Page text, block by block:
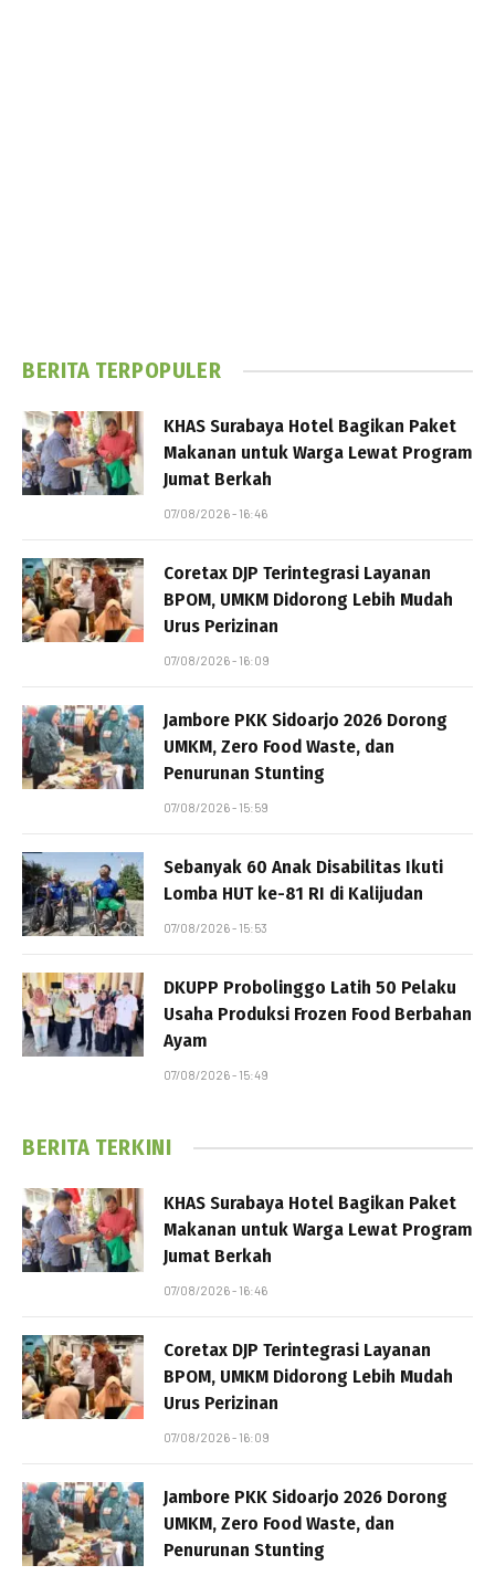
BERITA TERPOPULER
KHAS Surabaya Hotel Bagikan Paket
Makanan untuk Warga Lewat Program
Jumat Berkah
07/08/2026 - 16:46
Coretax DJP Terintegrasi Layanan
BPOM, UMKM Didorong Lebih Mudah
Urus Perizinan
07/08/2026 - 16:09
Jambore PKK Sidoarjo 2026 Dorong
UMKM, Zero Food Waste, dan
Penurunan Stunting
07/08/2026 - 15:59
Sebanyak 60 Anak Disabilitas Ikuti
Lomba HUT ke-81 RI di Kalijudan
07/08/2026 - 15:53
DKUPP Probolinggo Latih 50 Pelaku
Usaha Produksi Frozen Food Berbahan
Ayam
07/08/2026 - 15:49
BERITA TERKINI
KHAS Surabaya Hotel Bagikan Paket
Makanan untuk Warga Lewat Program
Jumat Berkah
07/08/2026 - 16:46
Coretax DJP Terintegrasi Layanan
BPOM, UMKM Didorong Lebih Mudah
Urus Perizinan
07/08/2026 - 16:09
Jambore PKK Sidoarjo 2026 Dorong
UMKM, Zero Food Waste, dan
Penurunan Stunting